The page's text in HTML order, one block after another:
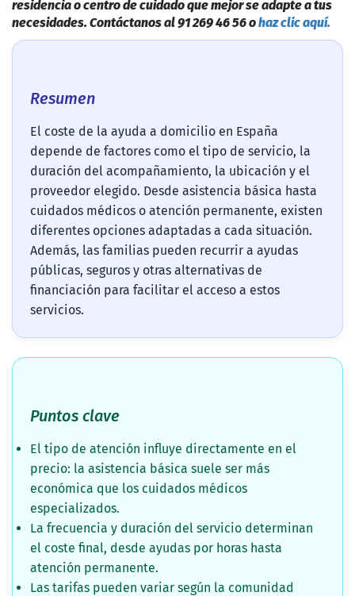
residencia o centro de cuidado que mejor se adapte a tus
necesidades. Contáctanos al 91 269 46 56 ohaz clic aquí.
Resumen
El coste de la ayuda a domicilio en España
depende de factores como el tipo de servicio, la
duración del acompañamiento, la ubicación y el
proveedor elegido. Desde asistencia básica hasta
cuidados médicos o atención permanente, existen
diferentes opciones adaptadas a cada situación.
Además, las familias pueden recurrir a ayudas
públicas, seguros y otras alternativas de
financiación para facilitar el acceso a estos
servicios.
Puntos clave
El tipo de atención influye directamente en el
precio: la asistencia básica suele ser más
económica que los cuidados médicos
especializados.
La frecuencia y duración del servicio determinan
el coste final, desde ayudas por horas hasta
atención permanente.
Las tarifas pueden variar según la comunidad